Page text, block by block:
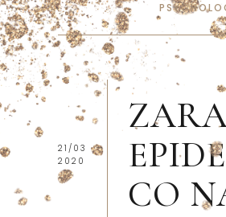
21/03
2020
CO